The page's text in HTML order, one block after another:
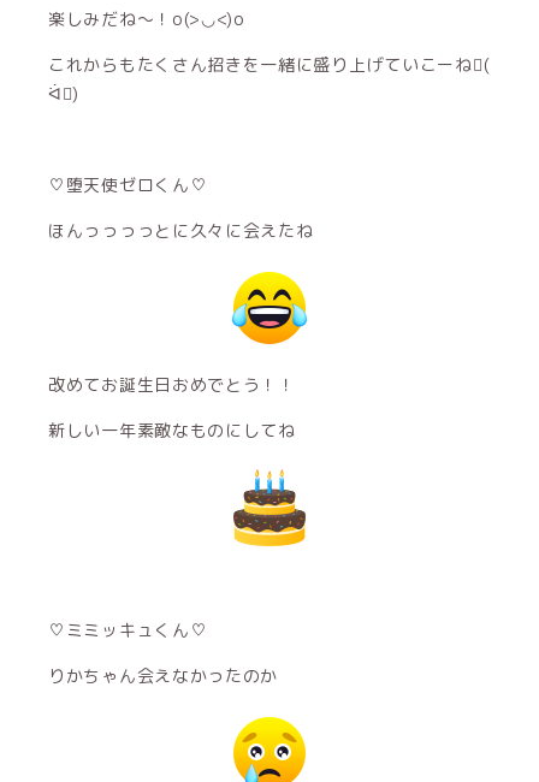
楽しみだね〜！o(>◡<)o
これからもたくさん招きを一緒に盛り上げていこーね(
ᐛ)
♡堕天使ゼロくん♡
ほんっっっっとに久々に会えたね
改めてお誕生日おめでとう！！
新しい一年素敵なものにしてね
♡ミミッキュくん♡
りかちゃん会えなかったのか